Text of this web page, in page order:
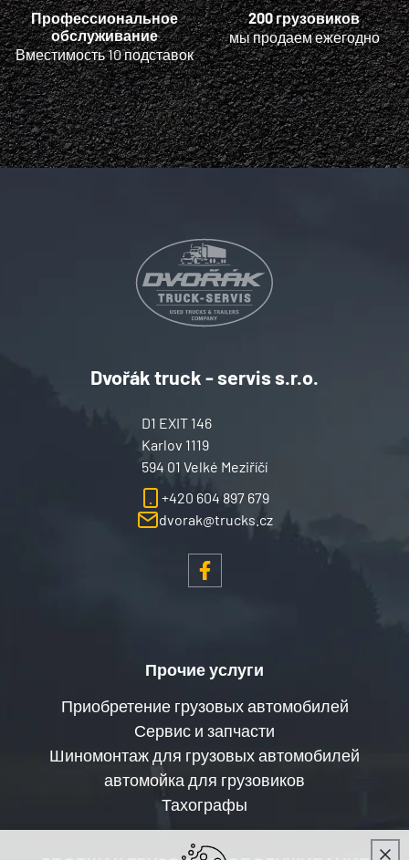
Профессиональное
обслуживание
Вместимость 10 подставок
200 грузовиков
мы продаем ежегодно
Dvořák truck - servis s.r.o.
dvorak@trucks.cz
+420 604 897 679
D1 EXIT 146
Karlov 1119
594 01 Velké Meziříčí
Прочие услуги
Приобретение грузовых автомобилей
Сервис и запчасти
Шиномонтаж для грузовых автомобилей
автомойка для грузовиков
Тахографы